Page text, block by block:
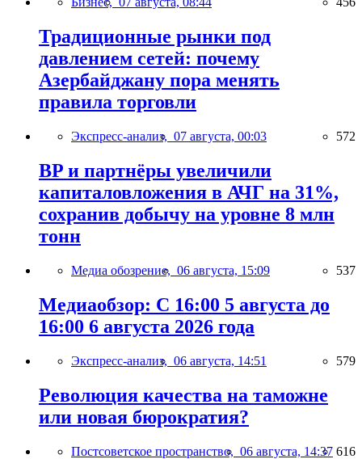
Традиционные рынки под
давлением сетей: почему
Азербайджану пора менять
правила торговли
Экспресс-анализ, 07 августа, 00:03 572
BP и партнёры увеличили
капиталовложения в АЧГ на 31%,
сохранив добычу на уровне 8 млн
тонн
Медиа обозрение, 06 августа, 15:09 537
Медиаобзор: С 16:00 5 августа до
16:00 6 августа 2026 года
Экспресс-анализ, 06 августа, 14:51 579
Революция качества на таможне
или новая бюрократия?
Постсоветское пространство, 06 августа, 14:37 616